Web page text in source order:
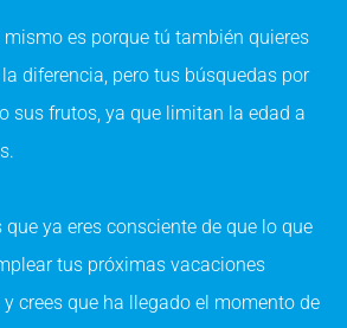
es porque tú también quieres
diferencia, pero tus búsquedas por
sus frutos, ya que limitan la edad a
ya eres consciente de que lo que
tus próximas vacaciones
crees que ha llegado el momento de